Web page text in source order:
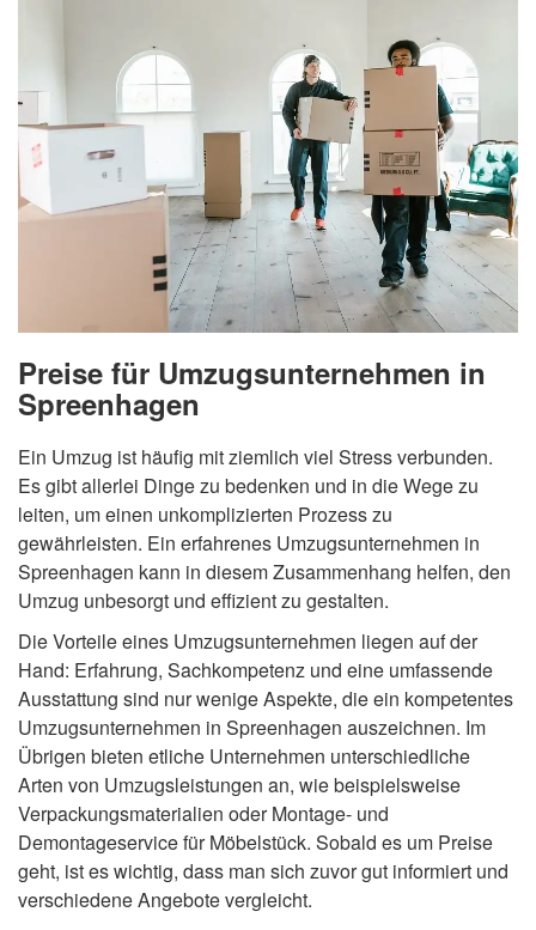
Preise für Umzugsunternehmen in
Spreenhagen
Ein Umzug ist häufig mit ziemlich viel Stress verbunden.
Es gibt allerlei Dinge zu bedenken und in die Wege zu
leiten, um einen unkomplizierten Prozess zu
gewährleisten. Ein erfahrenes Umzugsunternehmen in
Spreenhagen kann in diesem Zusammenhang helfen, den
Umzug unbesorgt und effizient zu gestalten.
Die Vorteile eines Umzugsunternehmen liegen auf der
Hand: Erfahrung, Sachkompetenz und eine umfassende
Ausstattung sind nur wenige Aspekte, die ein kompetentes
Umzugsunternehmen in Spreenhagen auszeichnen. Im
Übrigen bieten etliche Unternehmen unterschiedliche
Arten von Umzugsleistungen an, wie beispielsweise
Verpackungsmaterialien oder Montage- und
Demontageservice für Möbelstück. Sobald es um Preise
geht, ist es wichtig, dass man sich zuvor gut informiert und
verschiedene Angebote vergleicht.